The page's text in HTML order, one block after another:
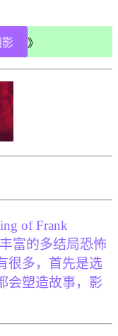
》
of Frank
富的多结局恐怖
很多，首先是选
会塑造故事，影